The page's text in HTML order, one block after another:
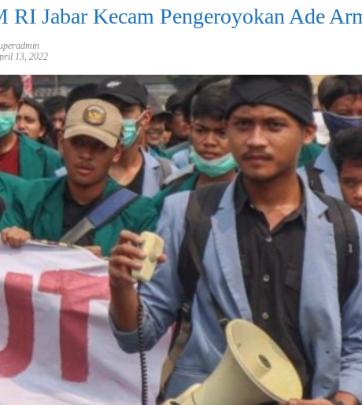
RI Jabar Kecam Pengeroyokan Ade
13, 2022